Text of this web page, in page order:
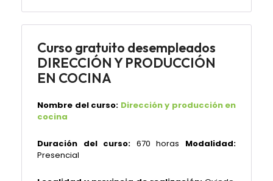
Curso gratuito desempleados
DIRECCIÓN Y PRODUCCIÓN
EN COCINA
Nombre del curso: Dirección y producción en
cocina
Duración del curso: 670 horas Modalidad:
Presencial